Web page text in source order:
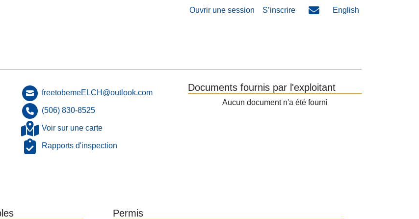
Ouvrir une session S’inscrire English
freetobemeELCH@outlook.com
(506) 830-8525
Voir sur une carte
Rapports d'inspection
Documents fournis par l'exploitant
Aucun document n'a été fourni
Permis